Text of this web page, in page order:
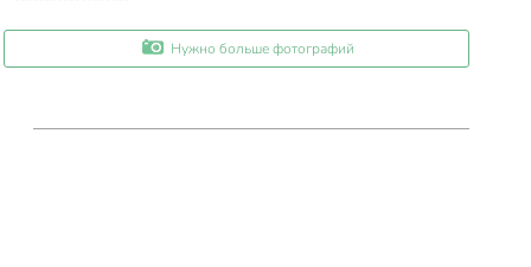
Нужно больше фотографий